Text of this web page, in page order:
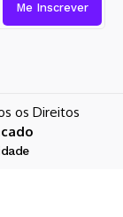
os Direitos